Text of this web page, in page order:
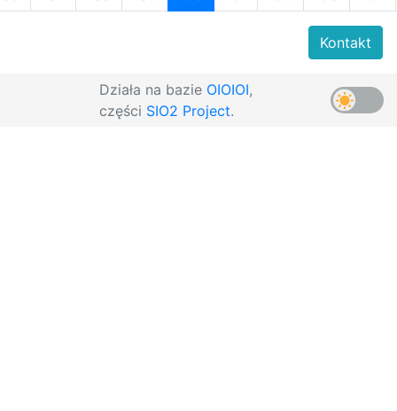
Działa na bazie OIOIOI,
części SIO2 Project.
Kontakt